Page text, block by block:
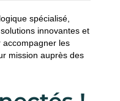
spécialisé,
innovantes et
accompagner les
mission auprès des